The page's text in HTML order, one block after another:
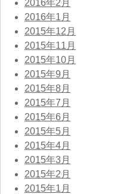
2016年2月
2016年1月
2015年12月
2015年11月
2015年10月
2015年9月
2015年8月
2015年7月
2015年6月
2015年5月
2015年4月
2015年3月
2015年2月
2015年1月